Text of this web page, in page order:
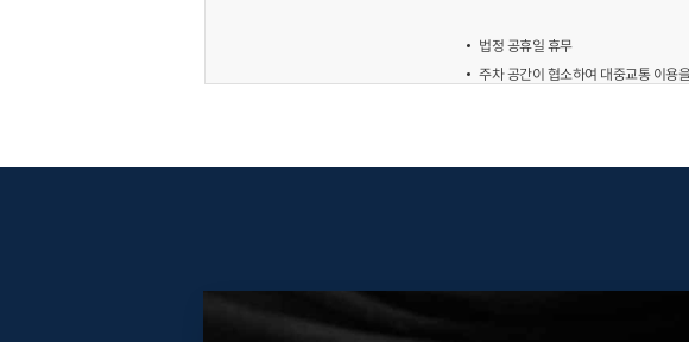
법정 공휴일 휴무
주차 공간이 협소하여 대중교통 이용